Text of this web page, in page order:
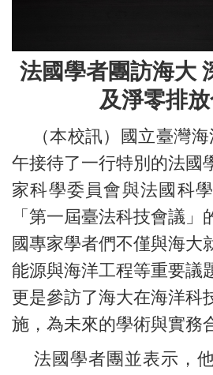
法國學者團訪海大
及淨零排
（本校訊）國立臺灣海
午接待了一行特別的法國
家科學委員會與法國科
「第一屆臺法科技會議
國專家學者們不僅與海大
能源與海洋工程等重要議
更是參訪了海大在海洋科
施，為未來的學術與實務
法國學者團並表示，